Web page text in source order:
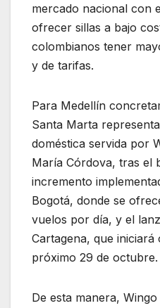
mercado nacional con
ofrecer sillas a bajo
colombianos tener
y de tarifas.
Para Medellín
Santa Marta
doméstica servida por
María Córdova, tras el
incremento
Bogotá, donde se
vuelos por día, y el
Cartagena, que iniciará
próximo 29 de octubre.
De esta manera,